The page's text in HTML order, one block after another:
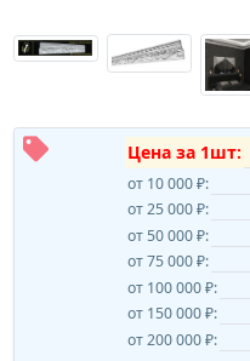
Цена за 1шт:
от 10 000 ₽:
от 25 000 ₽:
от 50 000 ₽:
от 75 000 ₽:
от 100 000 ₽:
от 150 000 ₽:
от 200 000 ₽: